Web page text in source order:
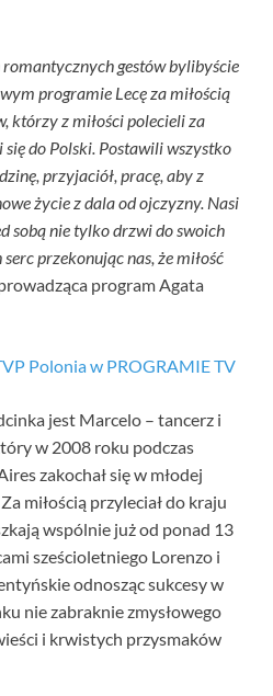
gestów bylibyście
programie Lecę za miłością
którzy z miłości polecieli za
do Polski. Postawili wszystko
przyjaciół, pracę, aby z
życie z dala od ojczyzny. Nasi
sobą nie tylko drzwi do swoich
przekonując nas, że miłość
program Agata
Polonia w PROGRAMIE TV
jest Marcelo – tancerz i
w 2008 roku podczas
zakochał się w młodej
miłością przyleciał do kraju
wspólnie już od ponad 13
sześcioletniego Lorenzo i
odnosząc sukcesy w
nie zabraknie zmysłowego
i krwistych przysmaków